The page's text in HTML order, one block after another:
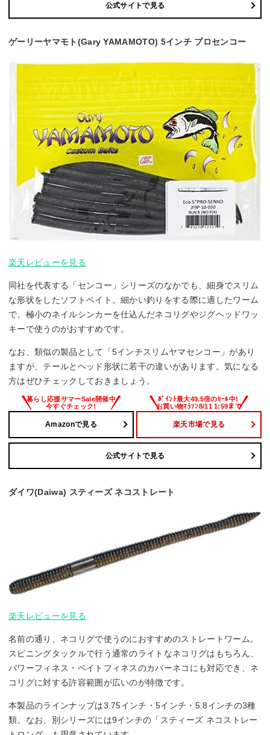
公式サイトで見る
ゲーリーヤマモト(Gary YAMAMOTO) 5インチ プロセンコー
楽天レビューを見る
同社を代表する「センコー」シリーズのなかでも、細身でスリム
な形状をしたソフトベイト。細かい釣りをする際に適したワーム
で、極小のネイルシンカーを仕込んだネコリグやジグヘッドワッ
キーで使うのがおすすめです。
なお、類似の製品として「5インチスリムヤマセンコー」があり
ますが、テールとヘッド形状に若干の違いがあります。気になる
方はぜひチェックしておきましょう。
Amazonで見る 楽天市場で見る
公式サイトで見る
ダイワ(Daiwa) スティーズ ネコストレート
楽天レビューを見る
名前の通り、ネコリグで使うのにおすすめのストレートワーム。
スピニングタックルで行う通常のライトなネコリグはもちろん、
パワーフィネス・ベイトフィネスのカバーネコにも対応でき、ネ
コリグに対する許容範囲が広いのが特徴です。
本製品のラインナップは3.75インチ・5インチ・5.8インチの3種
類。なお、別シリーズには9インチの「スティーズ ネコストレー